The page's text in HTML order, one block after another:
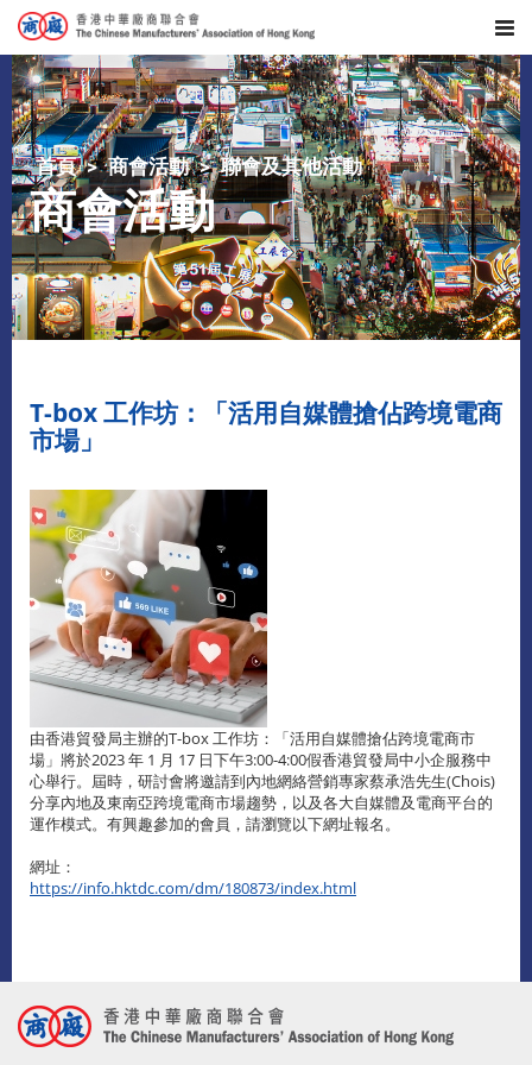
首頁 商會活動 聯會及其他活動
商會活動
T-box 工作坊：「活用自媒體搶佔跨境電商
市場」
由香港貿發局主辦的T-box 工作坊：「活用自媒體搶佔跨境電商市
場」將於2023 年 1 月 17 日下午3:00-4:00假香港貿發局中小企服務中
心舉行。屆時，研討會將邀請到內地網絡營銷專家蔡承浩先生(Chois)
分享內地及東南亞跨境電商市場趨勢，以及各大自媒體及電商平台的
運作模式。有興趣參加的會員，請瀏覽以下網址報名。
網址：
https://info.hktdc.com/dm/180873/index.html